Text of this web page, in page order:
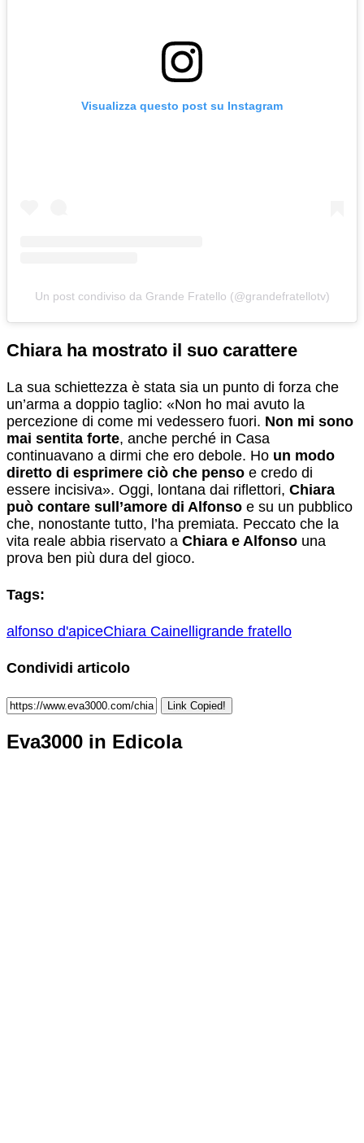
Visualizza questo post su Instagram
Un post condiviso da Grande Fratello (@grandefratellotv)
Chiara ha mostrato il suo carattere
La sua schiettezza è stata sia un punto di forza che
un’arma a doppio taglio: «Non ho mai avuto la
percezione di come mi vedessero fuori. Non mi sono
mai sentita forte, anche perché in Casa
continuavano a dirmi che ero debole. Ho un modo
diretto di esprimere ciò che penso e credo di
essere incisiva». Oggi, lontana dai riflettori, Chiara
può contare sull’amore di Alfonso e su un pubblico
che, nonostante tutto, l’ha premiata. Peccato che la
vita reale abbia riservato a Chiara e Alfonso una
prova ben più dura del gioco.
Tags:
alfonso d'apiceChiara Cainelligrande fratello
Condividi articolo
Link Copied!
Eva3000 in Edicola